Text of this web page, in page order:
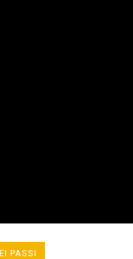
PASSI